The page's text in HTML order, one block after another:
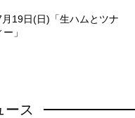
月19日(日)「生ハムとツナ
」
ース